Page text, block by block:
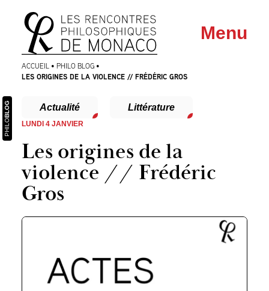
Aller
au
menu
Aller au
contenu
Menu
ACCUEIL • PHILO BLOG •
LES ORIGINES DE LA VIOLENCE // FRÉDÉRIC GROS
Les origines de la
violence // Frédéric
Gros
Actualité Littérature
LUNDI 4 JANVIER
PHILO
BLOG